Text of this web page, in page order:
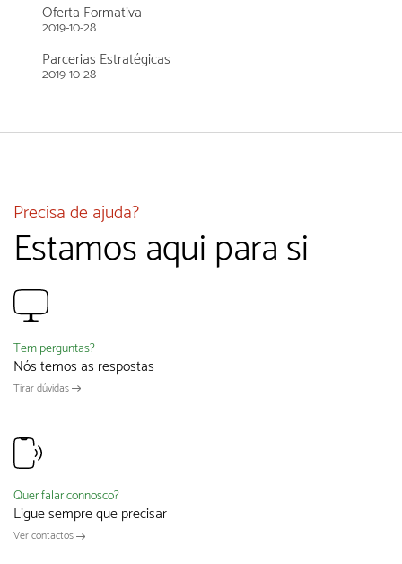
Oferta Formativa
2019-10-28
Parcerias Estratégicas
2019-10-28
Precisa de ajuda?
Estamos aqui para si
Tem perguntas?
Nós temos as respostas
Tirar dúvidas
Quer falar connosco?
Ligue sempre que precisar
Ver contactos